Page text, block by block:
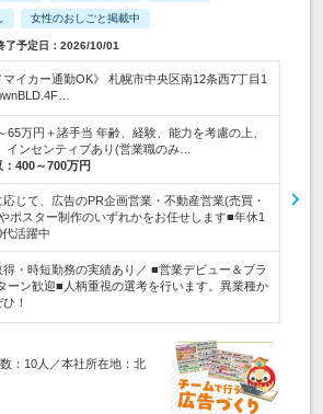
女性のおしごと掲載中
予定日：2026/10/01
マイカー通勤OK》 札幌市中央区南12条西7丁目1
65万円＋諸手当 年齢、経験、能力を考慮の上、
インセンティブあり(営業職のみ…
400～700万円
じて、広告のPR企画営業・不動産営業(売買・
ポスター制作のいずれかをお任せします■年休1
活躍中
得・時短勤務の実績あり／ ■営業デビュー＆ブラ
ーン歓迎■人柄重視の選考を行います。異業種か
！
：10人／本社所在地：北